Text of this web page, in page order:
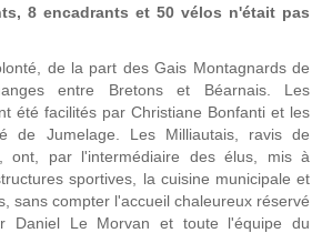
8 encadrants et 50 vélos n'était pas
de la part des Gais Montagnards de
entre Bretons et Béarnais. Les
été facilités par Christiane Bonfanti et les
de Jumelage. Les Milliautais, ravis de
ont, par l'intermédiaire des élus, mis à
sportives, la cuisine municipale et
sans compter l'accueil chaleureux réservé
Daniel Le Morvan et toute l'équipe du